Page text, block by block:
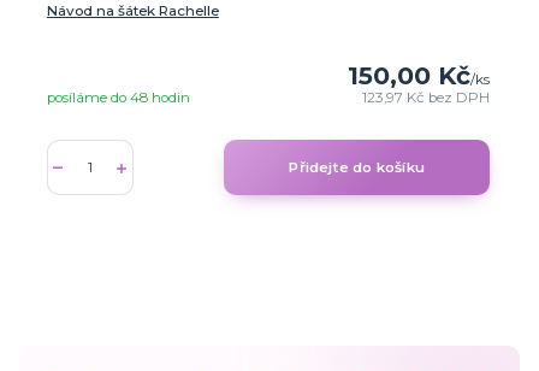
Návod na šátek Rachelle
150,00 Kč/ks
123,97 Kč bez DPH
posíláme do 48 hodin
Přidejte do košíku